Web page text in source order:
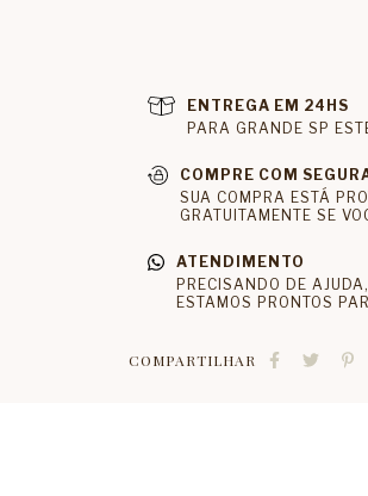
ENTREGA EM 24HS
PARA GRANDE SP
COMPRE COM
SUA COMPRA ESTÁ
GRATUITAMENTE SE
ATENDIMENTO
PRECISANDO DE
ESTAMOS PRONTOS
COMPARTILHAR